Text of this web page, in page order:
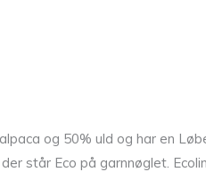
og 50% uld og har en
står Eco på garnnøglet.